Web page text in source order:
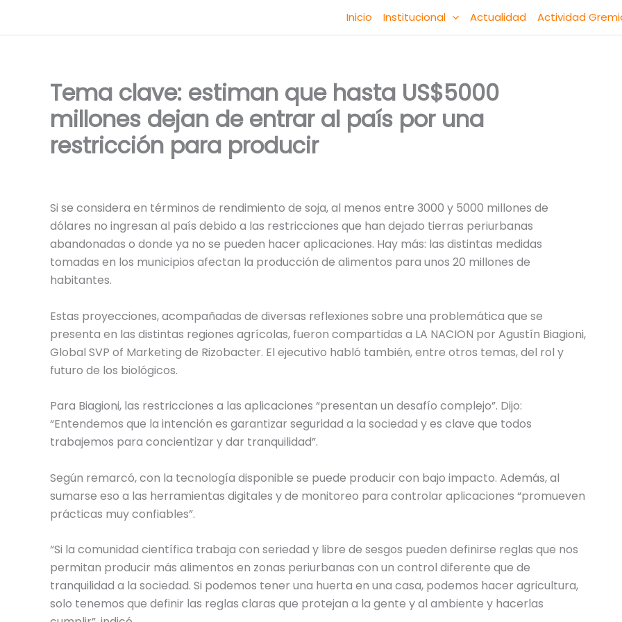
Inicio Institucional Actualidad Actividad
Tema clave: estiman que hasta US$5000
millones dejan de entrar al país por una
restricción para producir
Si se considera en términos de rendimiento de soja, al menos entre 3000 y 5000 millones de
dólares no ingresan al país debido a las restricciones que han dejado tierras periurbanas
abandonadas o donde ya no se pueden hacer aplicaciones. Hay más: las distintas medidas
tomadas en los municipios afectan la producción de alimentos para unos 20 millones de
habitantes.
Estas proyecciones, acompañadas de diversas reflexiones sobre una problemática que se
presenta en las distintas regiones agrícolas, fueron compartidas a LA NACION por Agustín Biagioni,
Global SVP of Marketing de Rizobacter. El ejecutivo habló también, entre otros temas, del rol y
futuro de los biológicos.
Para Biagioni, las restricciones a las aplicaciones “presentan un desafío complejo”. Dijo:
“Entendemos que la intención es garantizar seguridad a la sociedad y es clave que todos
trabajemos para concientizar y dar tranquilidad”.
Según remarcó, con la tecnología disponible se puede producir con bajo impacto. Además, al
sumarse eso a las herramientas digitales y de monitoreo para controlar aplicaciones “promueven
prácticas muy confiables”.
“Si la comunidad científica trabaja con seriedad y libre de sesgos pueden definirse reglas que nos
permitan producir más alimentos en zonas periurbanas con un control diferente que de
tranquilidad a la sociedad. Si podemos tener una huerta en una casa, podemos hacer agricultura,
solo tenemos que definir las reglas claras que protejan a la gente y al ambiente y hacerlas